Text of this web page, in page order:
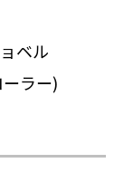
ベル
ラー)